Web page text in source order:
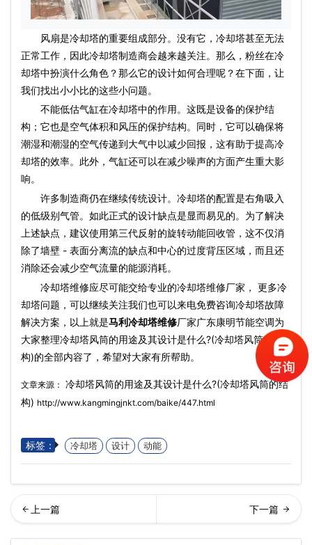
风扇是冷却塔的重要组成部分。没有它，冷却塔甚至无法
正常工作，因此冷却塔制造商会越来越关注。那么，粉丝在冷
却塔中扮演什么角色？那么它的设计如何合理呢？在下面，让
我们找出小小比的这些小问题。
不能低估气缸在冷却塔中的作用。这既是设备的保护结
构；它也是空气体积和风压的保护结构。同时，它可以确保将
潮湿和潮湿的空气传递到大气中以减少回报，这有助于提高冷
却塔的效率。此外，气缸还可以在减少噪声的方面产生重大影
响。
许多制造商仍在继续传统设计。冷却塔的配置是右角吸入
的低级别气管。如此正式的设计缺点是显而易见的。为了解决
上述缺点，建议使用第三代反射的旋转动能回收管，这不仅消
除了墙壁 - 表面分离流的缺点和中心的过度背压区域，而且还
消除还会减少空气流量的能源消耗。
冷却塔维修应尽可能交给专业的冷却塔维修厂家， 更多冷
却塔问题，可以继续关注我们也可以来电免费咨询冷却塔故障
解决方案，以上就是马利冷却塔维修厂家广东康明节能空调为
大家整理冷却塔风筒的用途及其设计是什么?(冷却塔风筒的结
构)的全部内容了，希望对大家有所帮助。
文章来源： 冷却塔风筒的用途及其设计是什么?(冷却塔风筒的结
构) http://www.kangmingjnkt.com/baike/447.html
标签： 冷却塔 设计 动能
分钟解决深圳开放式冷却塔 用冷却塔底盘漏水原因及解